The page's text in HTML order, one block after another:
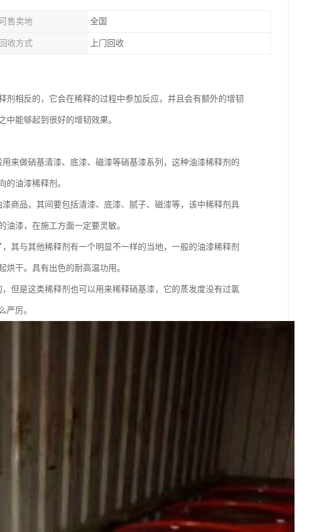
可售卖地 全国
回收方式 上门回收
相反的，它会在稀释的过程中参加反应，并且会有额外的增韧
能够起到很好的增韧效果。
来做硝基清漆、底漆、磁漆等硝基漆系列，这种油漆稀释剂的
的油漆稀释剂。
商品，其间要包括清漆、底漆、腻子、磁漆等，该中稀释剂具
漆，在施工方面一定要灵敏。
其与其他稀释剂有一个明显不一样的当地，一般的油漆稀释剂
干。具有出色的耐高温功用。
但是这类稀释剂也可以用来稀释硝基漆，它的蒸发度没有过氯
严厉。